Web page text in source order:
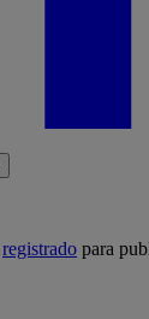
registrado para